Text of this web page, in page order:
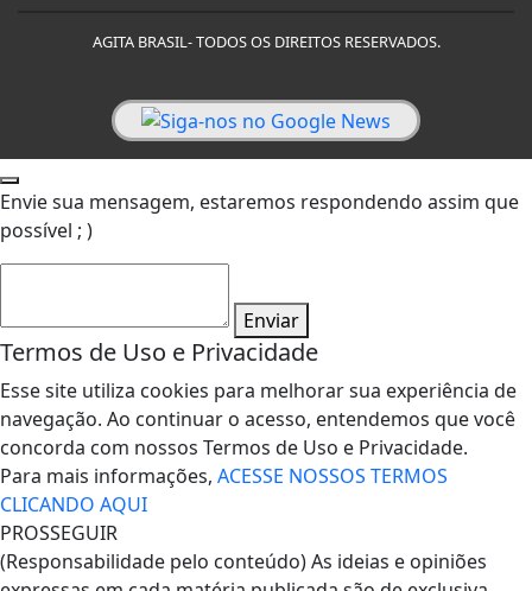
AGITA BRASIL- TODOS OS DIREITOS RESERVADOS.
Envie sua mensagem, estaremos respondendo assim que
possível ; )
Enviar
Termos de Uso e Privacidade
Esse site utiliza cookies para melhorar sua experiência de
navegação. Ao continuar o acesso, entendemos que você
concorda com nossos Termos de Uso e Privacidade.
Para mais informações, ACESSE NOSSOS TERMOS
CLICANDO AQUI
PROSSEGUIR
(Responsabilidade pelo conteúdo) As ideias e opiniões